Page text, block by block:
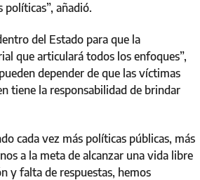
añadió.
del Estado para que la
que articulará todos los enfoques”,
depender de que las víctimas
tiene la responsabilidad de brindar
cada vez más políticas públicas, más
a la meta de alcanzar una vida libre
y falta de respuestas, hemos